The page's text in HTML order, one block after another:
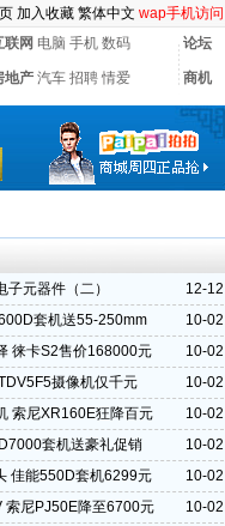
加入收藏 繁体中文 wap手机访问
联网 电脑 手机 数码 论坛
地产 汽车 招聘 情爱 商机
12-12
元器件（二）
10-02
套机送55-250mm
10-02
徕卡S2售价168000元
10-02
摄像机仅千元
10-02
索尼XR160E狂降百元
10-02
套机送豪礼促销
10-02
佳能550D套机6299元
10-02
索尼PJ50E降至6700元